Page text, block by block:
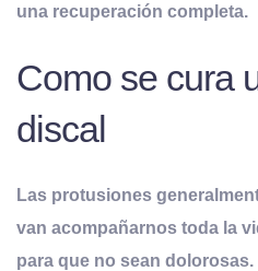
una recuperación completa.
Como se cura
discal
Las protusiones
van acompañarnos toda la
para que no sean